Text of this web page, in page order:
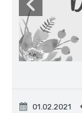
01.02.2021